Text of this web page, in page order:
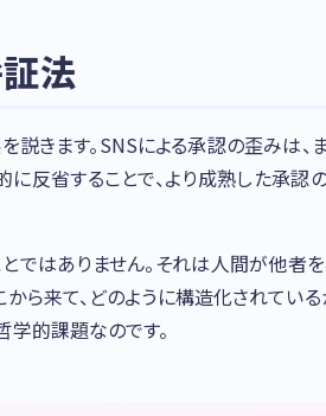
法
きます。SNSによる承認の歪みは、
に反省することで、より成熟した承
ではありません。それは人間が他者
から来て、どのように構造化されてい
的課題なのです。